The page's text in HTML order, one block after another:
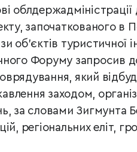
започаткованого в
об'єктів туристичної
Форуму запросив
який
заходом,
за словами Зигмунта
регіональних еліт,